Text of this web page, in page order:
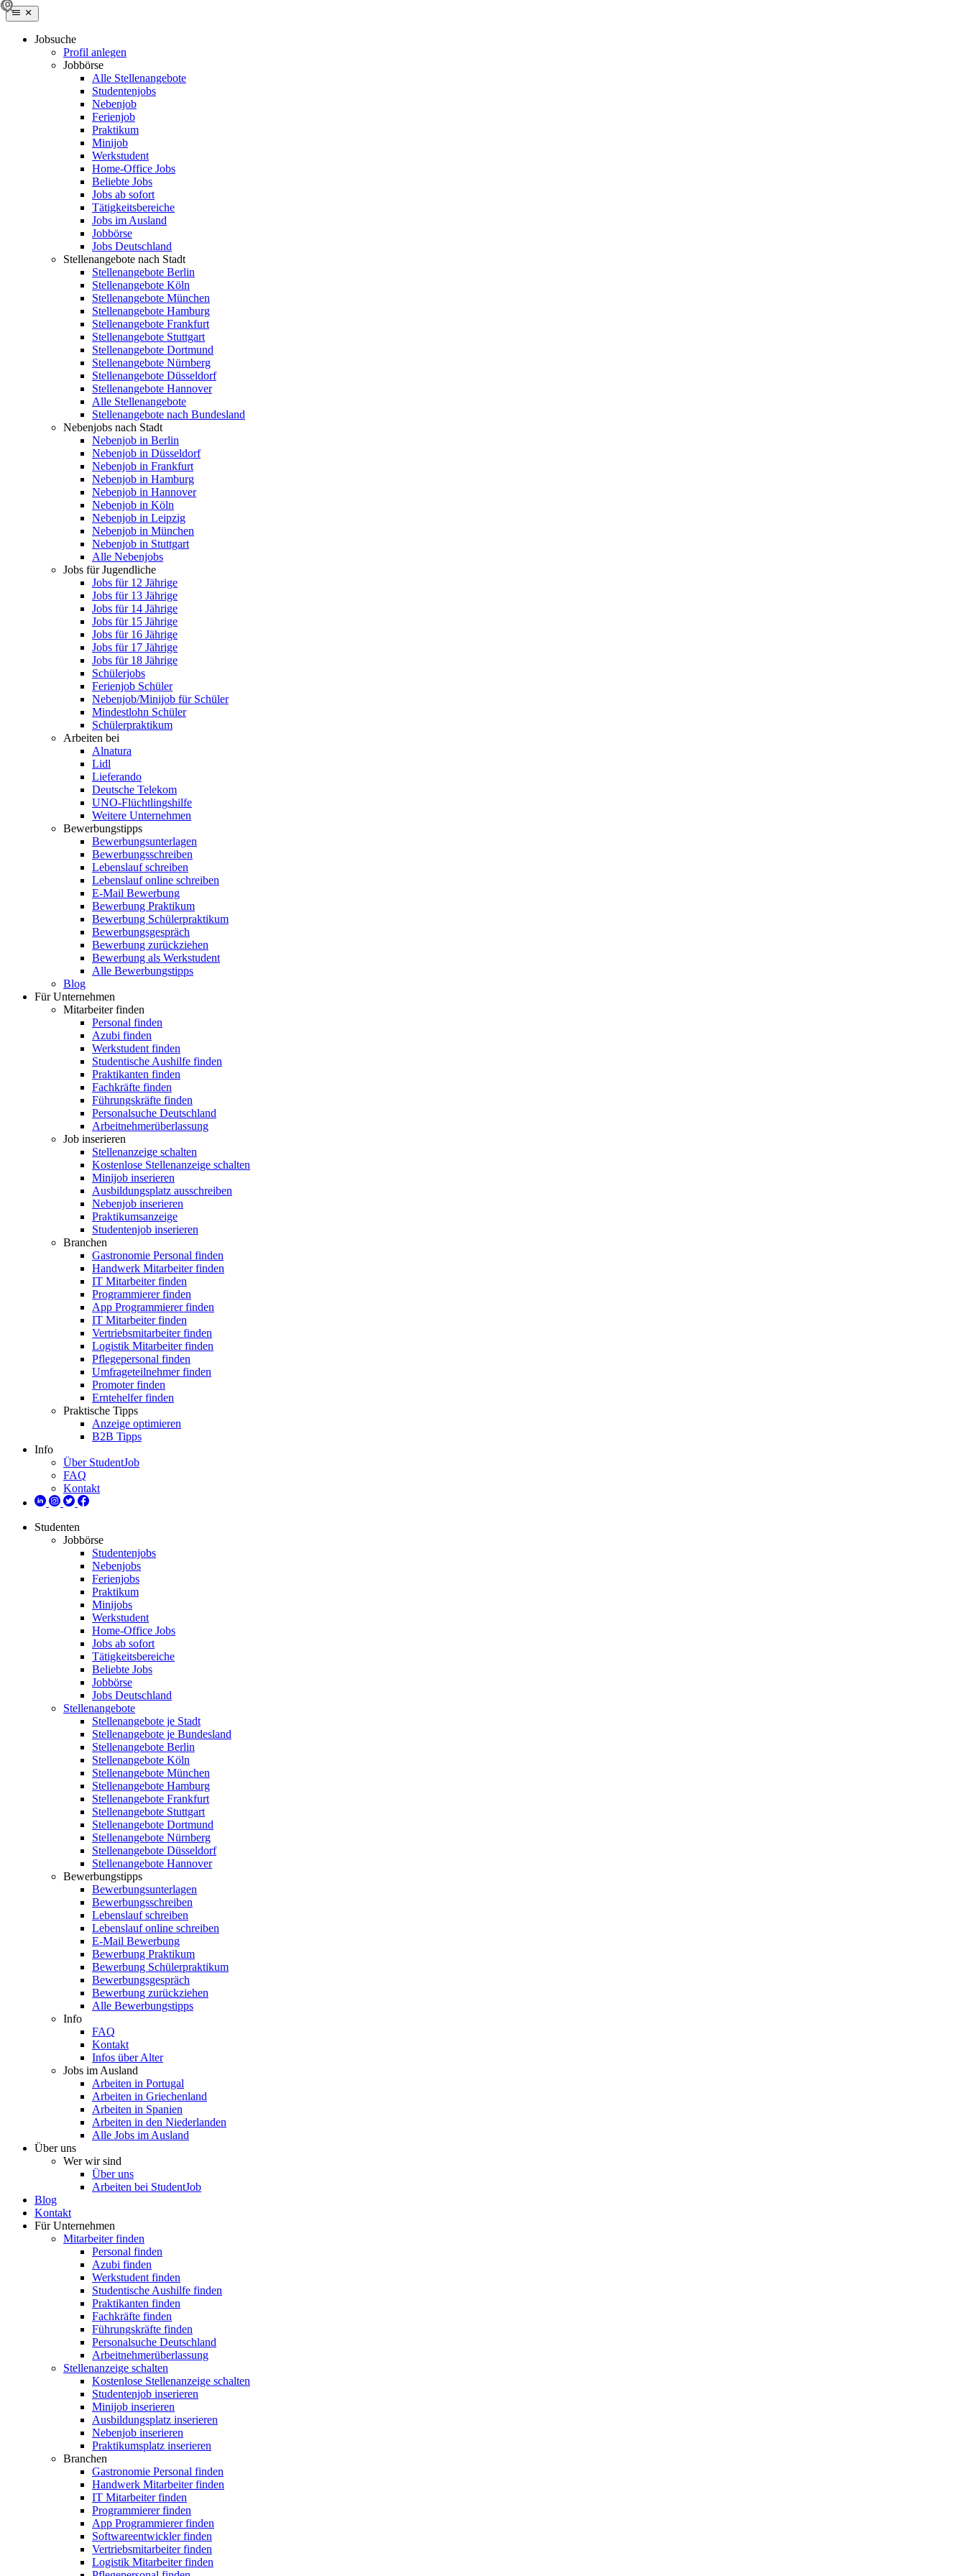
Jobsuche
Profil anlegen
Jobbörse
Alle Stellenangebote
Studentenjobs
Nebenjob
Ferienjob
Praktikum
Minijob
Werkstudent
Home-Office Jobs
Beliebte Jobs
Jobs ab sofort
Tätigkeitsbereiche
Jobs im Ausland
Jobbörse
Jobs Deutschland
Stellenangebote nach Stadt
Stellenangebote Berlin
Stellenangebote Köln
Stellenangebote München
Stellenangebote Hamburg
Stellenangebote Frankfurt
Stellenangebote Stuttgart
Stellenangebote Dortmund
Stellenangebote Nürnberg
Stellenangebote Düsseldorf
Stellenangebote Hannover
Alle Stellenangebote
Stellenangebote nach Bundesland
Nebenjobs nach Stadt
Nebenjob in Berlin
Nebenjob in Düsseldorf
Nebenjob in Frankfurt
Nebenjob in Hamburg
Nebenjob in Hannover
Nebenjob in Köln
Nebenjob in Leipzig
Nebenjob in München
Nebenjob in Stuttgart
Alle Nebenjobs
Jobs für Jugendliche
Jobs für 12 Jährige
Jobs für 13 Jährige
Jobs für 14 Jährige
Jobs für 15 Jährige
Jobs für 16 Jährige
Jobs für 17 Jährige
Jobs für 18 Jährige
Schülerjobs
Ferienjob Schüler
Nebenjob/Minijob für Schüler
Mindestlohn Schüler
Schülerpraktikum
Arbeiten bei
Alnatura
Lidl
Lieferando
Deutsche Telekom
UNO-Flüchtlingshilfe
Weitere Unternehmen
Bewerbungstipps
Bewerbungsunterlagen
Bewerbungsschreiben
Lebenslauf schreiben
Lebenslauf online schreiben
E-Mail Bewerbung
Bewerbung Praktikum
Bewerbung Schülerpraktikum
Bewerbungsgespräch
Bewerbung zurückziehen
Bewerbung als Werkstudent
Alle Bewerbungstipps
Blog
Für Unternehmen
Mitarbeiter finden
Personal finden
Azubi finden
Werkstudent finden
Studentische Aushilfe finden
Praktikanten finden
Fachkräfte finden
Führungskräfte finden
Personalsuche Deutschland
Arbeitnehmerüberlassung
Job inserieren
Stellenanzeige schalten
Kostenlose Stellenanzeige schalten
Minijob inserieren
Ausbildungsplatz ausschreiben
Nebenjob inserieren
Praktikumsanzeige
Studentenjob inserieren
Branchen
Gastronomie Personal finden
Handwerk Mitarbeiter finden
IT Mitarbeiter finden
Programmierer finden
App Programmierer finden
IT Mitarbeiter finden
Vertriebsmitarbeiter finden
Logistik Mitarbeiter finden
Pflegepersonal finden
Umfrageteilnehmer finden
Promoter finden
Erntehelfer finden
Praktische Tipps
Anzeige optimieren
B2B Tipps
Info
Über StudentJob
FAQ
Kontakt
Studenten
Jobbörse
Studentenjobs
Nebenjobs
Ferienjobs
Praktikum
Minijobs
Werkstudent
Home-Office Jobs
Jobs ab sofort
Tätigkeitsbereiche
Beliebte Jobs
Jobbörse
Jobs Deutschland
Stellenangebote
Stellenangebote je Stadt
Stellenangebote je Bundesland
Stellenangebote Berlin
Stellenangebote Köln
Stellenangebote München
Stellenangebote Hamburg
Stellenangebote Frankfurt
Stellenangebote Stuttgart
Stellenangebote Dortmund
Stellenangebote Nürnberg
Stellenangebote Düsseldorf
Stellenangebote Hannover
Bewerbungstipps
Bewerbungsunterlagen
Bewerbungsschreiben
Lebenslauf schreiben
Lebenslauf online schreiben
E-Mail Bewerbung
Bewerbung Praktikum
Bewerbung Schülerpraktikum
Bewerbungsgespräch
Bewerbung zurückziehen
Alle Bewerbungstipps
Info
FAQ
Kontakt
Infos über Alter
Jobs im Ausland
Arbeiten in Portugal
Arbeiten in Griechenland
Arbeiten in Spanien
Arbeiten in den Niederlanden
Alle Jobs im Ausland
Über uns
Wer wir sind
Über uns
Arbeiten bei StudentJob
Blog
Kontakt
Für Unternehmen
Mitarbeiter finden
Personal finden
Azubi finden
Werkstudent finden
Studentische Aushilfe finden
Praktikanten finden
Fachkräfte finden
Führungskräfte finden
Personalsuche Deutschland
Arbeitnehmerüberlassung
Stellenanzeige schalten
Kostenlose Stellenanzeige schalten
Studentenjob inserieren
Minijob inserieren
Ausbildungsplatz inserieren
Nebenjob inserieren
Praktikumsplatz inserieren
Branchen
Gastronomie Personal finden
Handwerk Mitarbeiter finden
IT Mitarbeiter finden
Programmierer finden
App Programmierer finden
Softwareentwickler finden
Vertriebsmitarbeiter finden
Logistik Mitarbeiter finden